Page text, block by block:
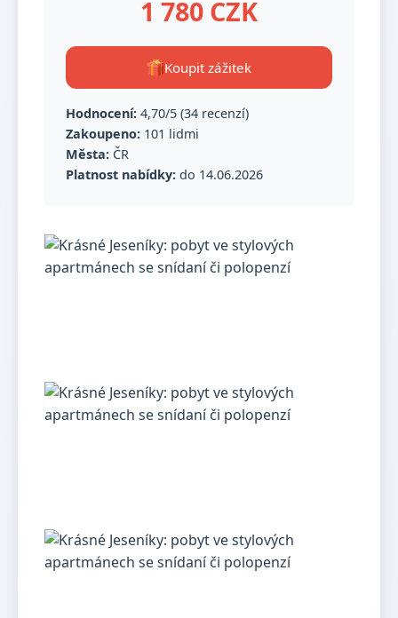
1 780 CZK
Koupit zážitek
Hodnocení: 4,70/5 (34 recenzí)
Zakoupeno: 101 lidmi
Města: ČR
Platnost nabídky: do 14.06.2026